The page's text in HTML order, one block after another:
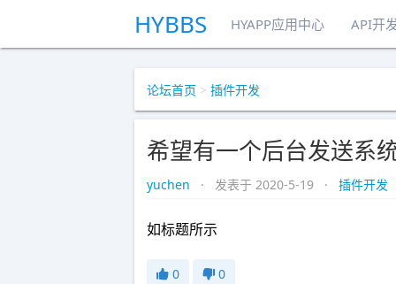
HYBBS HYAPP应用中心 API开
论坛首页 > 插件开发
希望有一个后台发送系
yuchen · 发表于 2020-5-19 · 插件开发
如标题所示
0 0